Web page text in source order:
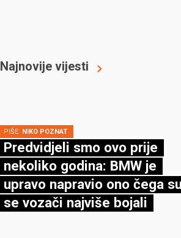
Najnovije vijesti
PIŠE: NIKO POZNAT
Predvidjeli smo ovo prije
nekoliko godina: BMW je
upravo napravio ono čega
se vozači najviše bojali